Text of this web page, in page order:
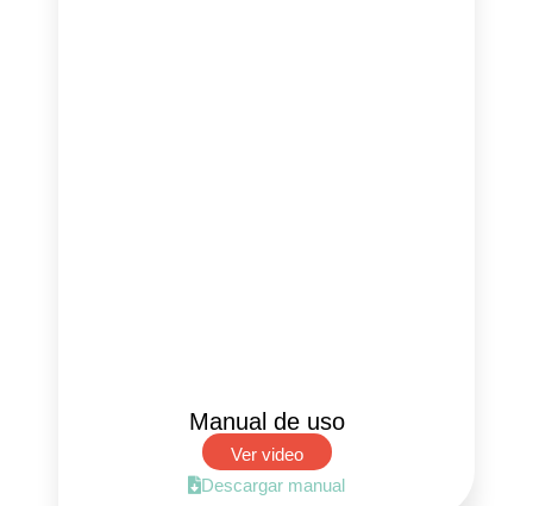
Manual de uso
Ver video
Descargar manual